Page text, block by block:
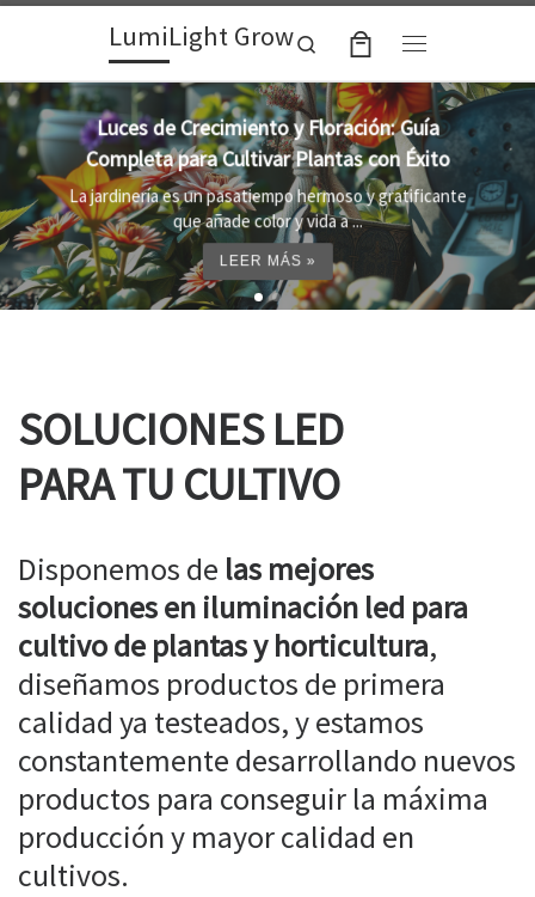
Skip to contentLumiLight Grow
Search
Lámparas para indoor: la clave para un
crecimiento óptimo de tus plantas
Al cultivar plantas en el interior, es importante
proporcionar el entorno adecuado ...
LEER MÁS »
SOLUCIONES LED
PARA TU CULTIVO
Disponemos de las mejores
soluciones en iluminación led para
cultivo de plantas y horticultura,
diseñamos productos de primera
calidad ya testeados, y estamos
constantemente desarrollando nuevos
productos para conseguir la máxima
producción y mayor calidad en
cultivos.